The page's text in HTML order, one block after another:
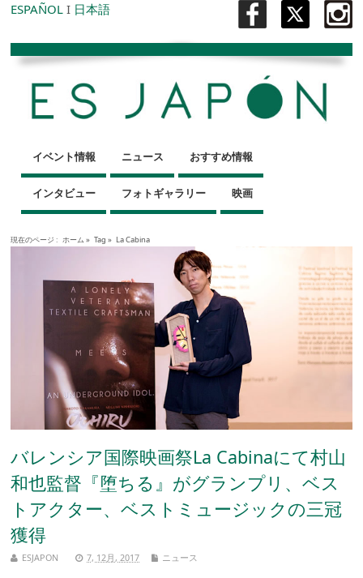
ESPAÑOL I 日本語
イベント情報 ニュース おすすめ情報
インタビュー フォトギャラリー 映画
現在のページ : ホーム » Tag » La Cabina
バレンシア国際映画祭La Cabinaにて村山
和也監督『堕ちる』がグランプリ、ベス
トアクター、ベストミュージックの三冠
獲得
ESJAPON 7, 12月, 2017 ニュース